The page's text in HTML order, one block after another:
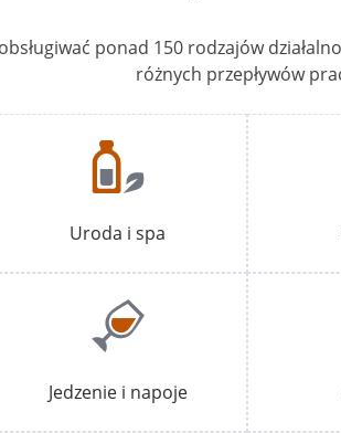
ponad 150 rodzajów
różnych przepływów
Uroda i spa
Jedzenie i napoje